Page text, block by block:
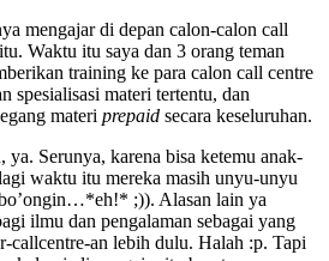
mengajar di depan calon-calon call
Waktu itu saya dan 3 orang teman
training ke para calon call centre
spesialisasi materi tertentu, dan
materi prepaid secara keseluruhan.
ya. Serunya, karena bisa ketemu anak-
waktu itu mereka masih unyu-unyu
;)). Alasan lain ya
ilmu dan pengalaman sebagai yang
callcentre-an lebih dulu. Halah :p. Tapi